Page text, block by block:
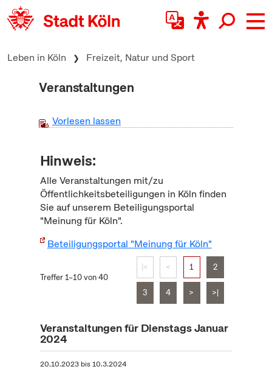
zum Inhalt springen
Leben in Köln Freizeit, Natur und Sport
Veranstaltungen
Vorlesen lassen
Hinweis:
Alle Veranstaltungen mit/zu
Öffentlichkeitsbeteiligungen in Köln finden
Sie auf unserem Beteiligungsportal
"Meinung für Köln".
Beteiligungsportal "Meinung für Köln"
Treffer 1–10 von 40
|< < 1 2
3 4 > >|
Veranstaltungen für Dienstags Januar
2024
20.10.2023bis10.3.2024